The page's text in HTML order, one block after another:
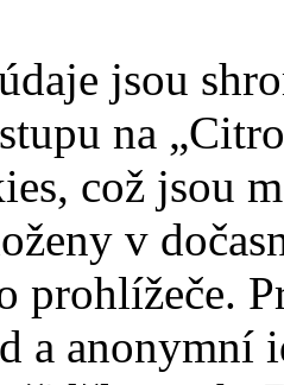
jsou
na
což jsou
v
prohlížeče.
a anonymní